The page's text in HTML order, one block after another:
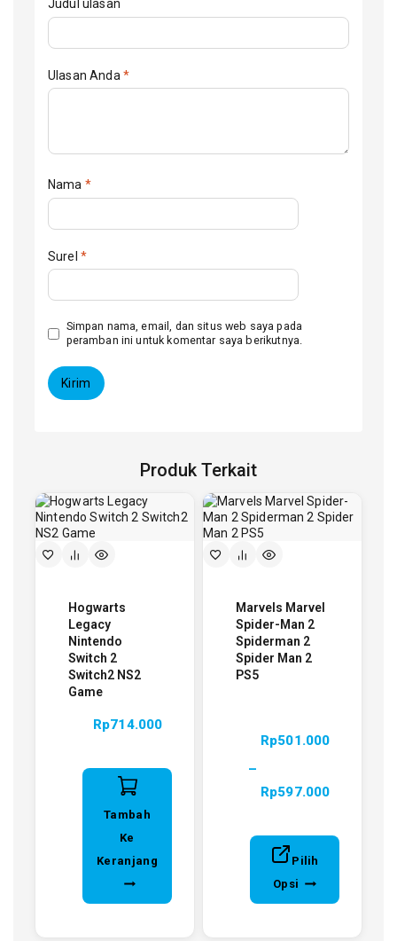
Judul ulasan
Ulasan Anda *
Nama *
Surel *
Simpan nama, email, dan situs web saya pada
peramban ini untuk komentar saya berikutnya.
Produk Terkait
Hogwarts
Legacy
Nintendo
Switch 2
Switch2 NS2
Game
Rp714.000
Tambah
Ke
Keranjang
Marvels Marvel
Spider-Man 2
Spiderman 2
Spider Man 2
PS5
Rp501.000
–
Rp597.000
Pilih
Opsi